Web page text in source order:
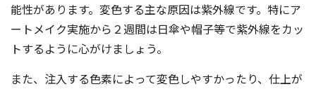
能性があります。変色する主な原因は紫外線です。特にア
ートメイク実施から２週間は日傘や帽子等で紫外線をカッ
トするように心がけましょう。
また、注入する色素によって変色しやすかったり、仕上が